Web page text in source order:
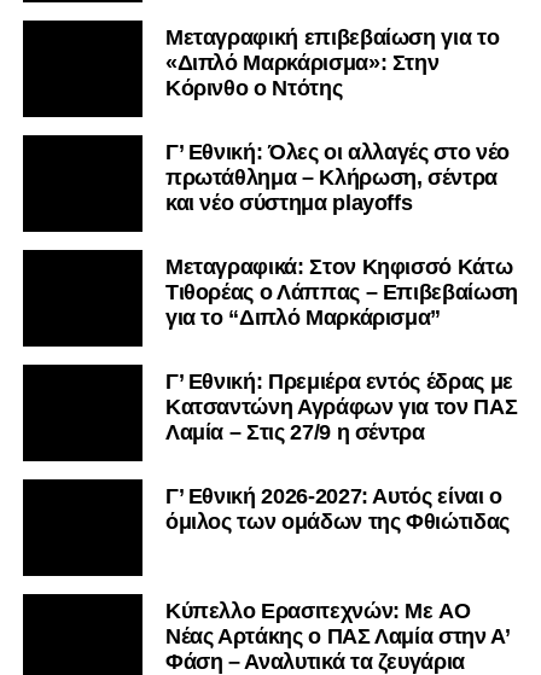
Μεταγραφική επιβεβαίωση για το
«Διπλό Μαρκάρισμα»: Στην
Κόρινθο ο Ντότης
Γ’ Εθνική: Όλες οι αλλαγές στο νέο
πρωτάθλημα – Κλήρωση, σέντρα
και νέο σύστημα playoffs
Μεταγραφικά: Στον Κηφισσό Κάτω
Τιθορέας ο Λάππας – Επιβεβαίωση
για το “Διπλό Μαρκάρισμα”
Γ’ Εθνική: Πρεμιέρα εντός έδρας με
Κατσαντώνη Αγράφων για τον ΠΑΣ
Λαμία – Στις 27/9 η σέντρα
Γ’ Εθνική 2026-2027: Αυτός είναι ο
όμιλος των ομάδων της Φθιώτιδας
Kύπελλο Ερασιτεχνών: Με AO
Nέας Αρτάκης ο ΠΑΣ Λαμία στην Α’
Φάση – Αναλυτικά τα ζευγάρια